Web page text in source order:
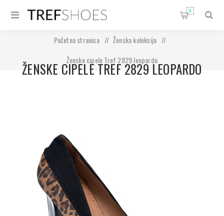
0
Početna stranica / Ženska kolekcija
/
Ženske cipele Tref 2829 leopardo
ŽENSKE CIPELE TREF 2829 LEOPARDO